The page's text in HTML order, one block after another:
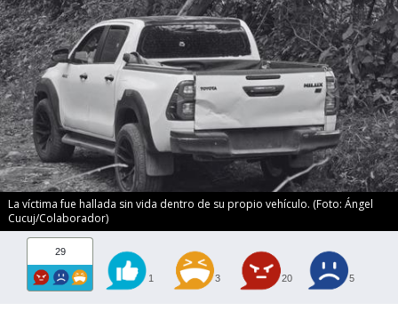
La víctima fue hallada sin vida dentro de su propio vehículo. (Foto: Ángel
Cucuj/Colaborador)
29
1 3 20 5